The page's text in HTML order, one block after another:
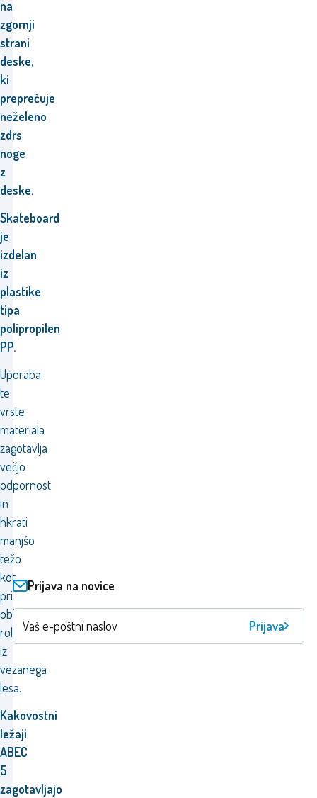
na
zgornji
strani
deske,
ki
preprečuje
neželeno
zdrs
noge
z
deske.
Skateboard
je
izdelan
iz
plastike
tipa
polipropilen
PP.
Uporaba
te
vrste
materiala
zagotavlja
večjo
odpornost
in
hkrati
manjšo
težo
kot
pri
običajnih
rolkah
iz
vezanega
lesa.
Kakovostni
ležaji
ABEC
5
zagotavljajo
Prijava na novice
Prijava